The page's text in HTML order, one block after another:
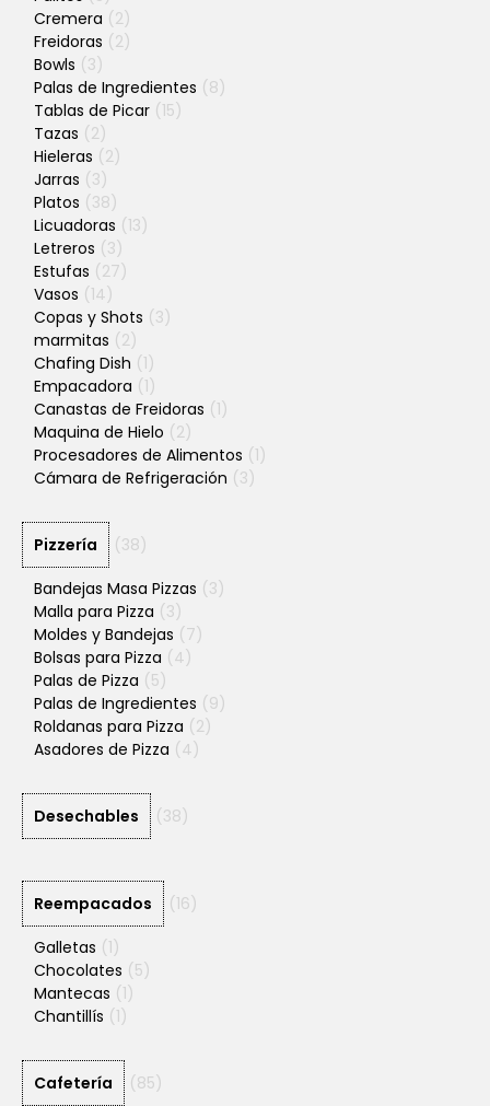
Cremera (2)
Freidoras (2)
Bowls (3)
Palas de Ingredientes (8)
Tablas de Picar (15)
Tazas (2)
Hieleras (2)
Jarras (3)
Platos (38)
Licuadoras (13)
Letreros (3)
Estufas (27)
Vasos (14)
Copas y Shots (3)
marmitas (2)
Chafing Dish (1)
Empacadora (1)
Canastas de Freidoras (1)
Maquina de Hielo (2)
Procesadores de Alimentos (1)
Cámara de Refrigeración (3)
Pizzería
(38)
Bandejas Masa Pizzas (3)
Malla para Pizza (3)
Moldes y Bandejas (7)
Bolsas para Pizza (4)
Palas de Pizza (5)
Palas de Ingredientes (9)
Roldanas para Pizza (2)
Asadores de Pizza (4)
Desechables (38)
Reempacados
(16)
Galletas (1)
Chocolates (5)
Mantecas (1)
Chantillís (1)
Cafetería
(85)